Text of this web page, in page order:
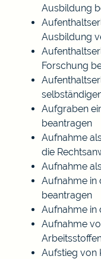
Ausbildung
Ausbildung
Forschung
Aufgraben
beantragen
Aufnahme
die
Aufnahme
Aufnahme in
beantragen
Aufnahme in
Aufnahme
Aufstieg von